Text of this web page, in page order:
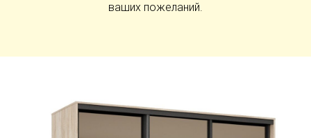
ваших пожеланий.